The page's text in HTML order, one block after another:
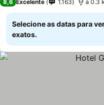
8,6 Excelente 1.163 a 0.3
Selecione as datas para
exatos.